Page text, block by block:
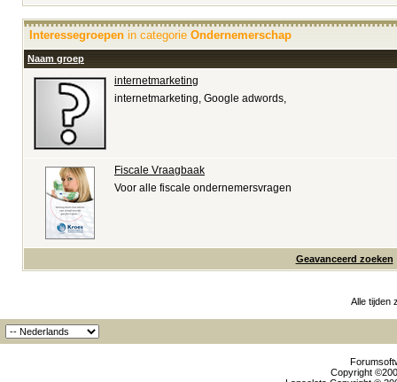
Interessegroepen in categorie Ondernemerschap
Naam groep
internetmarketing
internetmarketing, Google adwords,
Fiscale Vraagbaak
Voor alle fiscale ondernemersvragen
Geavanceerd zoeken
Alle tijden
Copyright